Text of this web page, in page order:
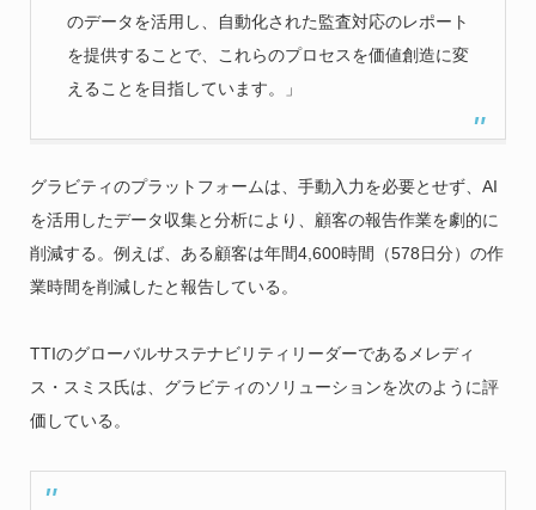
のデータを活用し、自動化された監査対応のレポート
を提供することで、これらのプロセスを価値創造に変
えることを目指しています。」
グラビティのプラットフォームは、手動入力を必要とせず、AI
を活用したデータ収集と分析により、顧客の報告作業を劇的に
削減する。例えば、ある顧客は年間4,600時間（578日分）の作
業時間を削減したと報告している。
TTIのグローバルサステナビリティリーダーであるメレディ
ス・スミス氏は、グラビティのソリューションを次のように評
価している。